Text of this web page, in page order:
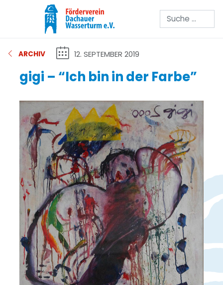
Suchen
ARCHIV 12. SEPTEMBER 2019
gigi – “Ich bin in der Farbe”